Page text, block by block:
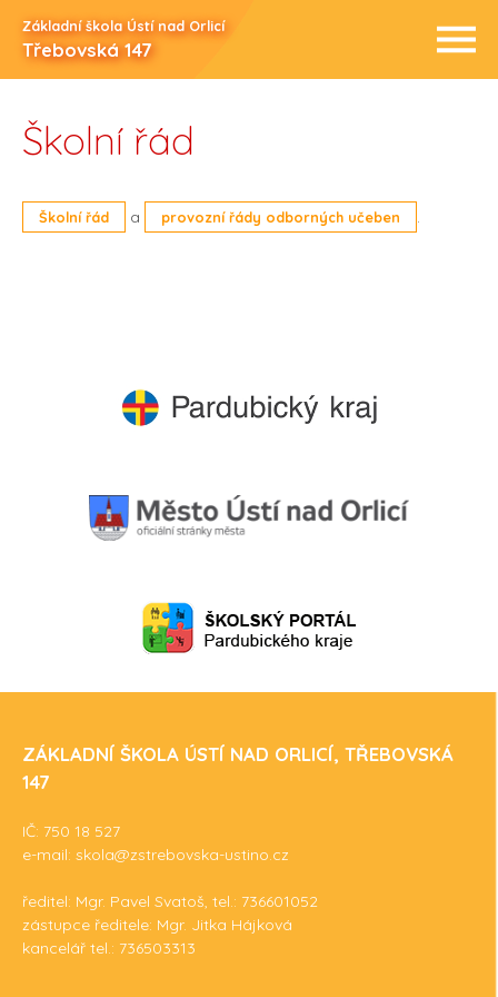
Základní škola Ústí nad Orlicí
Třebovská 147
Školní řád
Školní řád a provozní řády odborných učeben .
ZÁKLADNÍ ŠKOLA ÚSTÍ NAD ORLICÍ, TŘEBOVSKÁ
147
IČ: 750 18 527
e-mail: skola@zstrebovska-ustino.cz
ředitel: Mgr. Pavel Svatoš, tel.: 736601052
zástupce ředitele: Mgr. Jitka Hájková
kancelář tel.: 736503313